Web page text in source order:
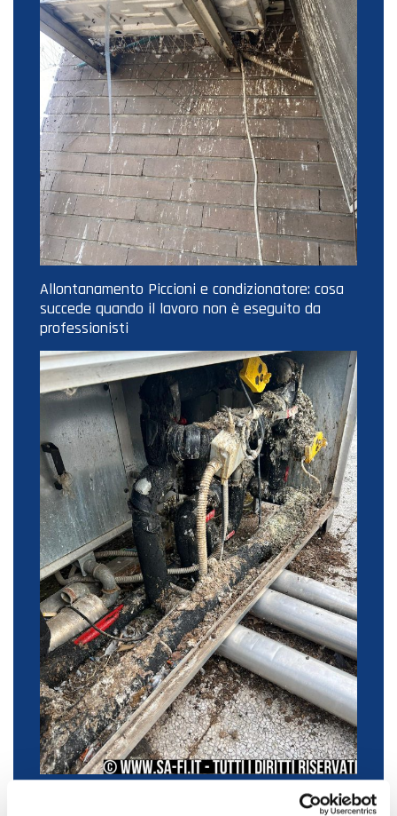
Allontanamento Piccioni e condizionatore: cosa
succede quando il lavoro non è eseguito da
professionisti
Quando tornerai dalle vacanze… chi avrà abitato